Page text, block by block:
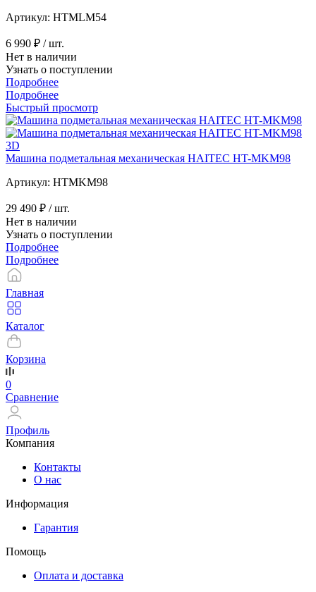
Артикул: HTMLM54
6 990 ₽ / шт.
Нет в наличии
Узнать о поступлении
Подробнее
Подробнее
Быстрый просмотр
3D
Машина подметальная механическая HAITEC HT-MKM98
Артикул: HTMKM98
29 490 ₽ / шт.
Нет в наличии
Узнать о поступлении
Подробнее
Подробнее
Главная
Каталог
Корзина
0
Сравнение
Профиль
Компания
Контакты
О нас
Информация
Гарантия
Помощь
Оплата и доставка